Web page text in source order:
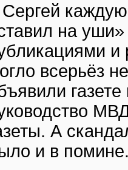
Сергей
на
и
всерьёз
А
и в